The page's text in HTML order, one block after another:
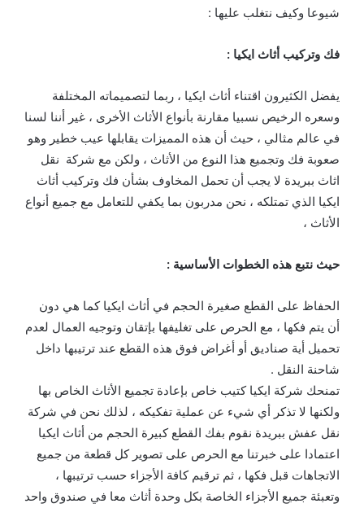
شيوعا وكيف نتغلب عليها :
فك وتركيب أثاث ايكيا :
يفضل الكثيرون اقتناء أثاث ايكيا ، ربما لتصميماته المختلفة
وسعره الرخيص نسبيا مقارنة بأنواع الأثاث الأخرى ، غير أننا لسنا
في عالم مثالي ، حيث أن هذه المميزات يقابلها عيب خطير وهو
صعوبة فك وتجميع هذا النوع من الأثاث ، ولكن مع شركة نقل
اثاث ببريدة لا يجب أن تحمل المخاوف بشأن فك وتركيب أثاث
ايكيا الذي تمتلكه ، نحن مدربون بما يكفي للتعامل مع جميع أنواع
الأثاث ،
حيث نتبع هذه الخطوات الأساسية :
الحفاظ على القطع صغيرة الحجم في أثاث ايكيا كما هي دون
أن يتم فكها ، مع الحرص على تغليفها بإتقان وتوجيه العمال لعدم
تحميل أية صناديق أو أغراض فوق هذه القطع عند ترتيبها داخل
شاحنة النقل .
تمنحك شركة ايكيا كتيب خاص بإعادة تجميع الأثاث الخاص بها
ولكنها لا تذكر أي شيء عن عملية تفكيكه ، لذلك نحن في شركة
نقل عفش ببريدة نقوم بفك القطع كبيرة الحجم من أثاث ايكيا
اعتمادا على خبرتنا مع الحرص على تصوير كل قطعة من جميع
الاتجاهات قبل فكها ، ثم ترقيم كافة الأجزاء حسب ترتيبها ،
وتعبئة جميع الأجزاء الخاصة بكل وحدة أثاث معا في صندوق واحد